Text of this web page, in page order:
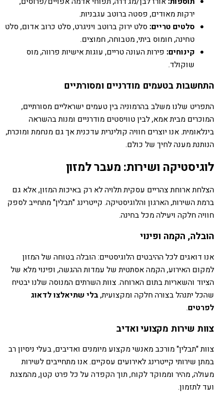
ירקות מאודים, פסטה ברוטב עגבניות.
סלטים טריים: סלט ירוק ברוטב ויניגרט, סלט כרוב אדום, סלט
טחינה, חומוס ביתי, מטבוחה, חמוצים.
קינוחים: פירות העונה טריים, עוגות אישיות פרווה, מוס
שוקולד.
התחשבות בטעמים מודרניים ומסורתיים
התפריט שלנו משלב בהרמוניה בין טעמים ישראליים מסורתיים,
המוכרים מבית אמא, לבין טוויסטים מודרניים ומנות בהשראה
בינלאומית. אנו יוצרים חוויה קולינרית עדכנית אך גם מנחמת ומוכרת,
הנותנת מענה לחיך של כולם.
לוגיסטיקה ושירות: מעבר למזון
הצלחת ארוחת צהריים עסקית תלויה לא רק באיכות המזון, אלא גם
ברמת השירות, הארגון והלוגיסטיקה. קייטרינג "תבלין" מתחייב לספק
חוויה חלקה ויעילה מכל בחינה.
הובלה, הקמה ופינוי
אנו דואגים לכל ההיבטים הלוגיסטיים: הובלה בטוחה של המזון
למקום האירוע, הקמה אסתטית של עמדות ההגשה, ופינוי מלא של
הציוד והשאריות בתום הארוחה. צוות השרתים המנוסה שלנו יבטיח
שהכל יתנהל בצורה חלקה ומקצועית,בלי שתיאלצו לדאוג
לפרטים.
צוות שירות מקצועי ואדיב
צוות "תבלין" מורכב מאנשי מקצוע מיומנים ואדיבים, בעלי ניסיון רב
במתן שירותי קייטרינג לאירועים עסקיים. אנו מתחייבים לשירות
מעולה, מהיר וממוקד לקוח, תוך הקפדה על כל פרט קטן, מהמצגת
ועד לתזמון.